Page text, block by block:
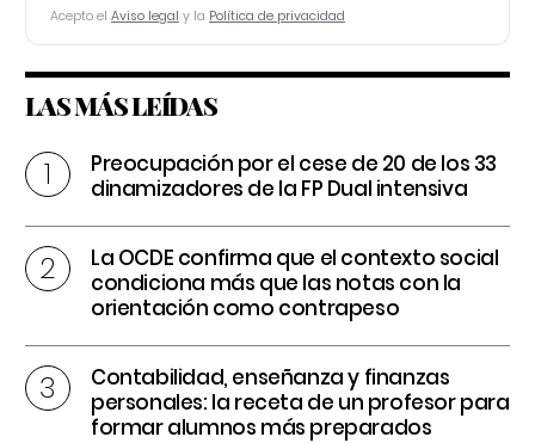
Acepto el Aviso legal y la Política de privacidad
LAS MÁS LEÍDAS
Preocupación por el cese de 20 de los 33
dinamizadores de la FP Dual intensiva
La OCDE confirma que el contexto social
condiciona más que las notas con la
orientación como contrapeso
Contabilidad, enseñanza y finanzas
personales: la receta de un profesor para
formar alumnos más preparados